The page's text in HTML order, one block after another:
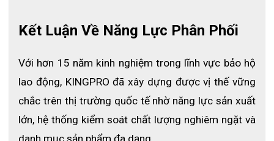
🔹ECO3D SAFETY – Đối tác bảo hộ lao động uy tín🔹
ECO3D cam kết mang đến những sản phẩm chất lượng cao với
Mặt Nạ Phòng Độc DustDefense Mask
KP-DD-001 tại ECO3D, khách hàng được hưởng:
✅Hàng chính hãng – Đầy đủ chứng nhận an toàn
Giá ưu đãi – Chính sách chiết khấu tốt cho đơn hàng lớn
Giao hàng nhanh toàn quốc – Đảm bảo đúng tiến độ
Kết Luận Về Năng Lực Phân Phối
Với hơn 15 năm kinh nghiệm trong lĩnh vực bảo hộ
lao động, KINGPRO đã xây dựng được vị thế vững
chắc trên thị trường quốc tế nhờ năng lực sản xuất
lớn, hệ thống kiểm soát chất lượng nghiêm ngặt và
danh mục sản phẩm đa dạng.